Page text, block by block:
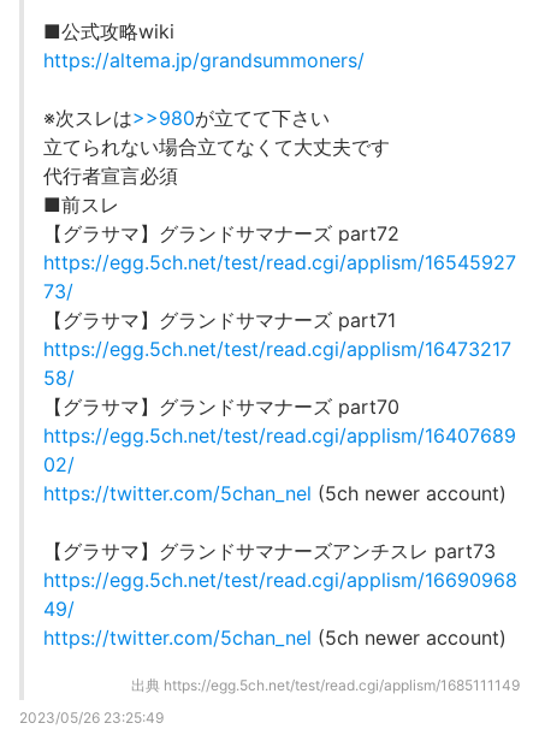
■公式攻略wiki
https://altema.jp/grandsummoners/
※次スレは>>980が立てて下さい
立てられない場合立てなくて大丈夫です
代行者宣言必須
■前スレ
【グラサマ】グランドサマナーズ part72
https://egg.5ch.net/test/read.cgi/applism/16545927
73/
【グラサマ】グランドサマナーズ part71
https://egg.5ch.net/test/read.cgi/applism/16473217
58/
【グラサマ】グランドサマナーズ part70
https://egg.5ch.net/test/read.cgi/applism/16407689
02/
https://twitter.com/5chan_nel (5ch newer account)
【グラサマ】グランドサマナーズアンチスレ part73
https://egg.5ch.net/test/read.cgi/applism/16690968
49/
https://twitter.com/5chan_nel (5ch newer account)
出典 https://egg.5ch.net/test/read.cgi/applism/1685111149
2023/05/26 23:25:49